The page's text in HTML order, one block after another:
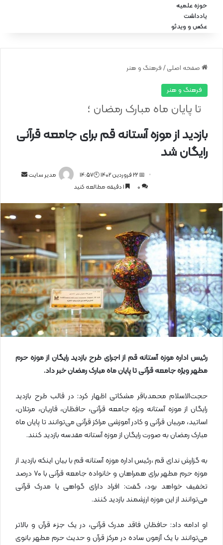
حوزه علمیه
یادداشت
عکس و ویدئو
صفحه اصلی / فرهنگ و هنر
فرهنگ و هنر
بازدید از موزه آستانه قم برای جامعه قرآنی
رایگان شد
تا پایان ماه مبارک رمضان ؛
مدیر سایت
ا
ل
ا
ی
م
ی
ل
📅 22 فروردین 1402 🕙14:57
0
رئیس اداره موزه آستانه قم از اجرای طرح بازدید رایگان از موزه حرم
مطهر ویژه جامعه قرآنی تا پایان ماه مبارک رمضان خبر داد.
حجت‌الاسلام محمدباقر مشکاتی اظهار کرد: در قالب طرح بازدید
رایگان از موزه آستانه ویژه جامعه قرآنی، حافظان، قاریان، مرتلان،
اساتید، مربیان قرآنی و کادر آموزشی مراکز قرآنی می‌توانند تا پایان ماه
مبارک رمضان به صورت رایگان از موزه آستانه مقدسه بازدید کنند.
به گزارش ندای قم ،رئیس اداره موزه آستانه قم با بیان اینکه بازدید از
موزه حرم مطهر برای همراهان و خانواده جامعه قرآنی با ۷۰ درصد
تخفیف خواهد بود، گفت: افراد دارای گواهی یا مدرک قرآنی
می‌توانند از این موزه ارزشمند بازدید کنند.
او ادامه داد: حافظان فاقد مدرک قرآنی، در یک جزء قرآن و بالاتر
می‌توانند با یک آزمون ساده در مرکز قرآن و حدیث حرم مطهر بانوی